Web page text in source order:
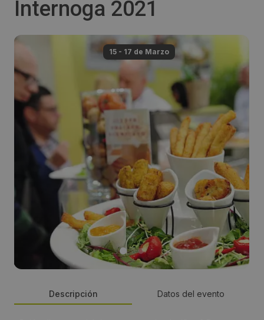
Internoga 2021
15 - 17 de Marzo
Descripción Datos del evento